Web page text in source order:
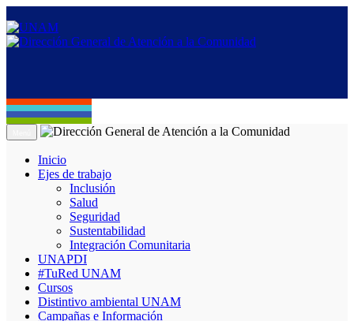
Inicio
Ejes de trabajo
Inclusión
Salud
Seguridad
Sustentabilidad
Integración Comunitaria
UNAPDI
#TuRed UNAM
Cursos
Distintivo ambiental UNAM
Campañas e Información